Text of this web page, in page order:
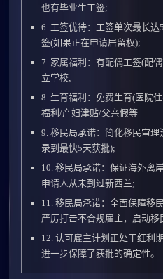
也有毕业生工签;
6. 工签优待：工签单次最长
签(如果正在申请居留权);
7. 家属福利：有配偶工签(配
立学校;
8. 生育福利：免费生育(医院
福利/产妇津贴/父亲假等
9. 移民局承诺：简化移民审
录到最快5天获批);
10. 移民局承诺：保证海外离
申请人从未到过新西兰;
11. 移民局承诺：全面保障移
严厉打击不合规雇主，启动移
12. 认可雇主计划正处于红利
进一步保障了获批的确定性。